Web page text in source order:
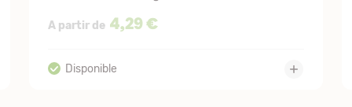
A partir de 4,29 €